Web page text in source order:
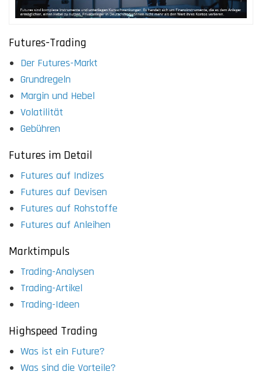
Futures-Trading
Der Futures-Markt
Grundregeln
Margin und Hebel
Volatilität
Gebühren
Futures im Detail
Futures auf Indizes
Futures auf Devisen
Futures auf Rohstoffe
Futures auf Anleihen
Marktimpuls
Trading-Analysen
Trading-Artikel
Trading-Ideen
Highspeed Trading
Was ist ein Future?
Was sind die Vorteile?